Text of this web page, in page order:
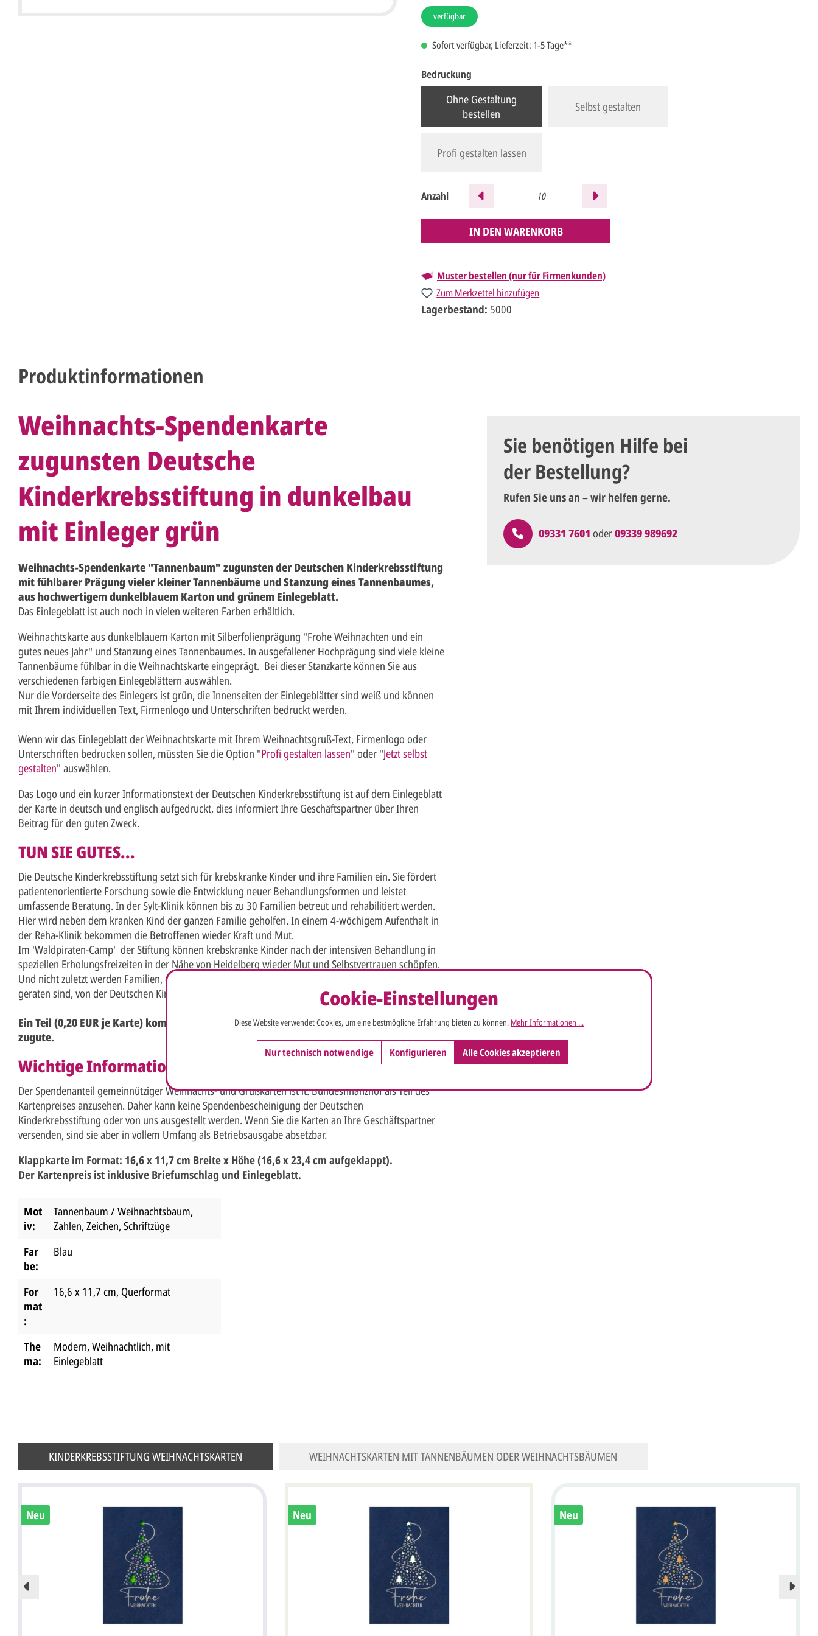
verfügbar
Sofort verfügbar, Lieferzeit: 1-5 Tage**
Bedruckung
Ohne Gestaltung
bestellen
Selbst gestalten
Profi gestalten lassen
Anzahl
IN DEN WARENKORB
Muster bestellen (nur für Firmenkunden)
Zum Merkzettel hinzufügen
Lagerbestand: 5000
Produktinformationen
Weihnachts-Spendenkarte
zugunsten Deutsche
Kinderkrebsstiftung in dunkelbau
mit Einleger grün
Weihnachts-Spendenkarte "Tannenbaum" zugunsten der Deutschen Kinderkrebsstiftung
mit fühlbarer Prägung vieler kleiner Tannenbäume und Stanzung eines Tannenbaumes,
aus hochwertigem dunkelblauem Karton und grünem Einlegeblatt.
Das Einlegeblatt ist auch noch in vielen weiteren Farben erhältlich.
Weihnachtskarte aus dunkelblauem Karton mit Silberfolienprägung "Frohe Weihnachten und ein
gutes neues Jahr" und Stanzung eines Tannenbaumes. In ausgefallener Hochprägung sind viele kleine
Tannenbäume fühlbar in die Weihnachtskarte eingeprägt. Bei dieser Stanzkarte können Sie aus
verschiedenen farbigen Einlegeblättern auswählen.
Nur die Vorderseite des Einlegers ist grün, die Innenseiten der Einlegeblätter sind weiß und können
mit Ihrem individuellen Text, Firmenlogo und Unterschriften bedruckt werden.
Wenn wir das Einlegeblatt der Weihnachtskarte mit Ihrem Weihnachtsgruß-Text, Firmenlogo oder
Unterschriften bedrucken sollen, müssten Sie die Option "Profi gestalten lassen" oder "Jetzt selbst
gestalten" auswählen.
Das Logo und ein kurzer Informationstext der Deutschen Kinderkrebsstiftung ist auf dem Einlegeblatt
der Karte in deutsch und englisch aufgedruckt, dies informiert Ihre Geschäftspartner über Ihren
Beitrag für den guten Zweck.
TUN SIE GUTES...
Die Deutsche Kinderkrebsstiftung setzt sich für krebskranke Kinder und ihre Familien ein. Sie fördert
patientenorientierte Forschung sowie die Entwicklung neuer Behandlungsformen und leistet
umfassende Beratung. In der Sylt-Klinik können bis zu 30 Familien betreut und rehabilitiert werden.
Hier wird neben dem kranken Kind der ganzen Familie geholfen. In einem 4-wöchigem Aufenthalt in
der Reha-Klinik bekommen die Betroffenen wieder Kraft und Mut.
Im 'Waldpiraten-Camp' der Stiftung können krebskranke Kinder nach der intensiven Behandlung in
speziellen Erholungsfreizeiten in der Nähe von Heidelberg wieder Mut und Selbstvertrauen schöpfen.
Und nicht zuletzt werden Familien, die durch die Krebserkrankung ihres Kindes in finanzielle Not
geraten sind, von der Deutschen Kinderkrebsstiftung unterstützt.
Ein Teil (0,20 EUR je Karte) kommt direkt der Deutschen Kinderkrebsstiftung bzw. -hilfe
zugute.
Wichtige Information zur steuerlichen Absetzbarkeit:
Der Spendenanteil gemeinnütziger Weihnachts- und Grußkarten ist lt. Bundesfinanzhof als Teil des
Kartenpreises anzusehen. Daher kann keine Spendenbescheinigung der Deutschen
Kinderkrebsstiftung oder von uns ausgestellt werden. Wenn Sie die Karten an Ihre Geschäftspartner
versenden, sind sie aber in vollem Umfang als Betriebsausgabe absetzbar.
Klappkarte im Format: 16,6 x 11,7 cm Breite x Höhe (16,6 x 23,4 cm aufgeklappt).
Der Kartenpreis ist inklusive Briefumschlag und Einlegeblatt.
Mot
iv:
Tannenbaum / Weihnachtsbaum,
Zahlen, Zeichen, Schriftzüge
Far
be:
Blau
For
mat
:
16,6 x 11,7 cm, Querformat
The
ma:
Modern, Weihnachtlich, mit
Einlegeblatt
Sie benötigen Hilfe bei
der Bestellung?
Rufen Sie uns an – wir helfen gerne.
09331 7601 oder09339 989692
KINDERKREBSSTIFTUNG WEIHNACHTSKARTEN WEIHNACHTSKARTEN MIT TANNENBÄUMEN ODER WEIHNACHTSBÄUMEN
Neu Neu Neu
Cookie-Einstellungen
Diese Website verwendet Cookies, um eine bestmögliche Erfahrung bieten zu können. Mehr Informationen ...
Nur technisch notwendige Konfigurieren Alle Cookies akzeptieren